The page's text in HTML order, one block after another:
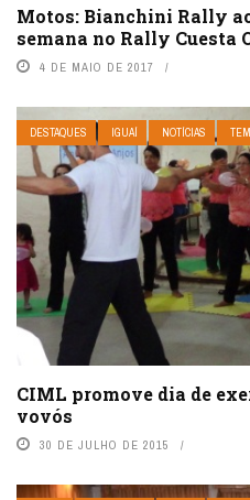
Motos: Bianchini Rally
semana no Rally Cuesta
4 DE MAIO DE 2017
DESTAQUES IGUAÍ NOTÍCIAS
CIML promove dia de
vovós
30 DE JULHO DE 2015